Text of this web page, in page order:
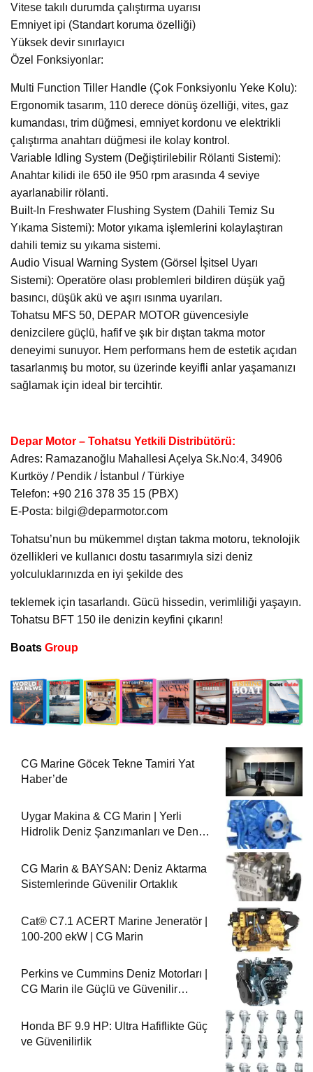
Vitese takılı durumda çalıştırma uyarısı
Emniyet ipi (Standart koruma özelliği)
Yüksek devir sınırlayıcı
Özel Fonksiyonlar:
Multi Function Tiller Handle (Çok Fonksiyonlu Yeke Kolu):
Ergonomik tasarım, 110 derece dönüş özelliği, vites, gaz
kumandası, trim düğmesi, emniyet kordonu ve elektrikli
çalıştırma anahtarı düğmesi ile kolay kontrol.
Variable Idling System (Değiştirilebilir Rölanti Sistemi):
Anahtar kilidi ile 650 ile 950 rpm arasında 4 seviye
ayarlanabilir rölanti.
Built-In Freshwater Flushing System (Dahili Temiz Su
Yıkama Sistemi): Motor yıkama işlemlerini kolaylaştıran
dahili temiz su yıkama sistemi.
Audio Visual Warning System (Görsel İşitsel Uyarı
Sistemi): Operatöre olası problemleri bildiren düşük yağ
basıncı, düşük akü ve aşırı ısınma uyarıları.
Tohatsu MFS 50, DEPAR MOTOR güvencesiyle
denizcilere güçlü, hafif ve şık bir dıştan takma motor
deneyimi sunuyor. Hem performans hem de estetik açıdan
tasarlanmış bu motor, su üzerinde keyifli anlar yaşamanızı
sağlamak için ideal bir tercihtir.
Depar Motor – Tohatsu Yetkili Distribütörü:
Adres: Ramazanoğlu Mahallesi Açelya Sk.No:4, 34906
Kurtköy / Pendik / İstanbul / Türkiye
Telefon: +90 216 378 35 15 (PBX)
E-Posta: bilgi@deparmotor.com
Tohatsu’nun bu mükemmel dıştan takma motoru, teknolojik
özellikleri ve kullanıcı dostu tasarımıyla sizi deniz
yolculuklarınızda en iyi şekilde des
teklemek için tasarlandı. Gücü hissedin, verimliliği yaşayın.
Tohatsu BFT 150 ile denizin keyfini çıkarın!
Boats Group
CG Marine Göcek Tekne Tamiri Yat
Haber’de
Uygar Makina & CG Marin | Yerli
Hidrolik Deniz Şanzımanları ve Deniz
CG Marin & BAYSAN: Deniz Aktarma
Sistemlerinde Güvenilir Ortaklık
Cat® C7.1 ACERT Marine Jeneratör |
100-200 ekW | CG Marin
Perkins ve Cummins Deniz Motorları |
CG Marin ile Güçlü ve Güvenilir
Honda BF 9.9 HP: Ultra Hafiflikte Güç
ve Güvenilirlik